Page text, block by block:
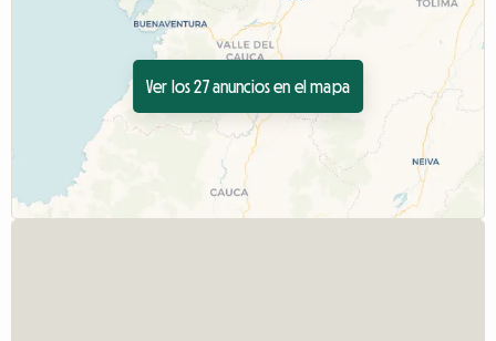
Ver los 27 anuncios en el mapa